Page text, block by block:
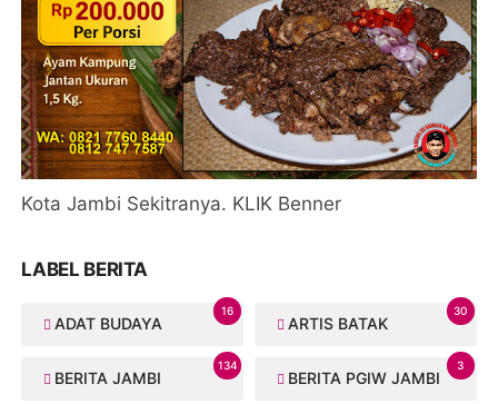
Kota Jambi Sekitranya. KLIK Benner
LABEL BERITA
ADAT BUDAYA
16
ARTIS BATAK
30
BERITA JAMBI
134
BERITA PGIW JAMBI
3